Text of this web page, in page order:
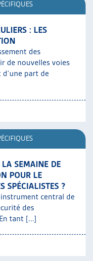
: LES
des
de nouvelles voies
part de
LA SEMAINE DE
POUR LE
SPÉCIALISTES ?
central de
des
tant [...]